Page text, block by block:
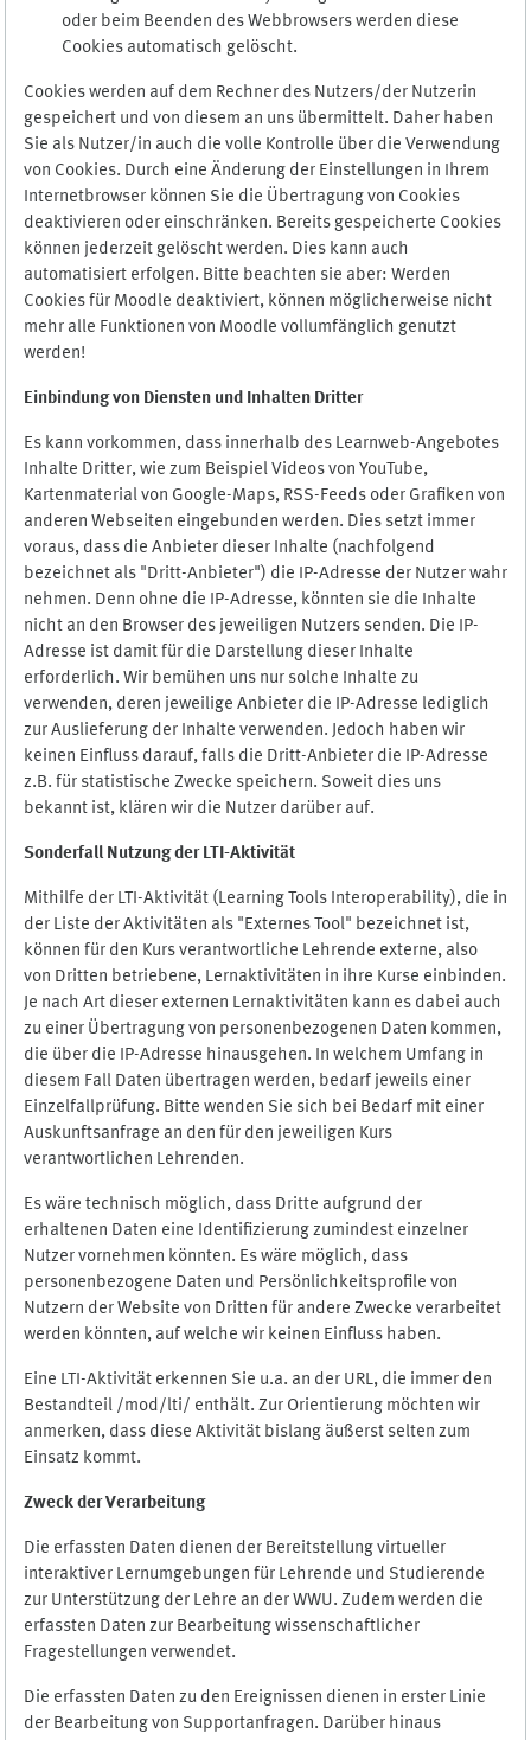
oder beim Beenden des Webbrowsers werden diese
Cookies automatisch gelöscht.
Cookies werden auf dem Rechner des Nutzers/der Nutzerin
gespeichert und von diesem an uns übermittelt. Daher haben
Sie als Nutzer/in auch die volle Kontrolle über die Verwendung
von Cookies. Durch eine Änderung der Einstellungen in Ihrem
Internetbrowser können Sie die Übertragung von Cookies
deaktivieren oder einschränken. Bereits gespeicherte Cookies
können jederzeit gelöscht werden. Dies kann auch
automatisiert erfolgen. Bitte beachten sie aber: Werden
Cookies für Moodle deaktiviert, können möglicherweise nicht
mehr alle Funktionen von Moodle vollumfänglich genutzt
werden!
Einbindung von Diensten und Inhalten Dritter
Es kann vorkommen, dass innerhalb des Learnweb-Angebotes
Inhalte Dritter, wie zum Beispiel Videos von YouTube,
Kartenmaterial von Google-Maps, RSS-Feeds oder Grafiken von
anderen Webseiten eingebunden werden. Dies setzt immer
voraus, dass die Anbieter dieser Inhalte (nachfolgend
bezeichnet als "Dritt-Anbieter") die IP-Adresse der Nutzer wahr
nehmen. Denn ohne die IP-Adresse, könnten sie die Inhalte
nicht an den Browser des jeweiligen Nutzers senden. Die IP-
Adresse ist damit für die Darstellung dieser Inhalte
erforderlich. Wir bemühen uns nur solche Inhalte zu
verwenden, deren jeweilige Anbieter die IP-Adresse lediglich
zur Auslieferung der Inhalte verwenden. Jedoch haben wir
keinen Einfluss darauf, falls die Dritt-Anbieter die IP-Adresse
z.B. für statistische Zwecke speichern. Soweit dies uns
bekannt ist, klären wir die Nutzer darüber auf.
Sonderfall Nutzung der LTI-Aktivität
Mithilfe der LTI-Aktivität (Learning Tools Interoperability), die in
der Liste der Aktivitäten als "Externes Tool" bezeichnet ist,
können für den Kurs verantwortliche Lehrende externe, also
von Dritten betriebene, Lernaktivitäten in ihre Kurse einbinden.
Je nach Art dieser externen Lernaktivitäten kann es dabei auch
zu einer Übertragung von personenbezogenen Daten kommen,
die über die IP-Adresse hinausgehen. In welchem Umfang in
diesem Fall Daten übertragen werden, bedarf jeweils einer
Einzelfallprüfung. Bitte wenden Sie sich bei Bedarf mit einer
Auskunftsanfrage an den für den jeweiligen Kurs
verantwortlichen Lehrenden.
Es wäre technisch möglich, dass Dritte aufgrund der
erhaltenen Daten eine Identifizierung zumindest einzelner
Nutzer vornehmen könnten. Es wäre möglich, dass
personenbezogene Daten und Persönlichkeitsprofile von
Nutzern der Website von Dritten für andere Zwecke verarbeitet
werden könnten, auf welche wir keinen Einfluss haben.
Eine LTI-Aktivität erkennen Sie u.a. an der URL, die immer den
Bestandteil /mod/lti/ enthält. Zur Orientierung möchten wir
anmerken, dass diese Aktivität bislang äußerst selten zum
Einsatz kommt.
Zweck der Verarbeitung
Die erfassten Daten dienen der Bereitstellung virtueller
interaktiver Lernumgebungen für Lehrende und Studierende
zur Unterstützung der Lehre an der WWU. Zudem werden die
erfassten Daten zur Bearbeitung wissenschaftlicher
Fragestellungen verwendet.
Die erfassten Daten zu den Ereignissen dienen in erster Linie
der Bearbeitung von Supportanfragen. Darüber hinaus